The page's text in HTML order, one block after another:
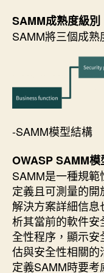
SAMM成熟度級別
SAMM將三個成熟
-SAMM模型結構
OWASP SAMM模
SAMM是一種規
定義且可測量的開
解決方案詳細信
析其當前的軟件
全性程序，顯示
估與安全性相關的
定義SAMM時要